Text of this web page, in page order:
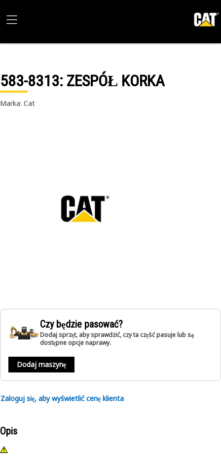
583-8313: ZESPÓŁ KORKA
Marka: Cat
Czy będzie pasować?
Dodaj sprzęt, aby sprawdzić, czy ta część pasuje lub są
dostępne opcje naprawy.
Dodaj maszynę
Zaloguj się, aby wyświetlić cenę klienta
Opis